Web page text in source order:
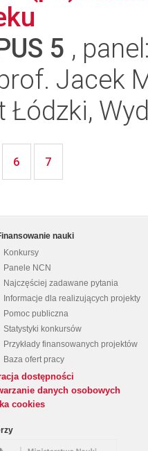
5 ,
Jacek
Łódzki,
6 7
nauki
Konkursy
Panele NCN
Najczęściej zadawane pytania
Informacje dla realizujących projekty
Pomoc publiczna
Statystyki konkursów
Przykłady finansowanych projektów
Baza ofert pracy
dostępności
danych osobowych
cookies